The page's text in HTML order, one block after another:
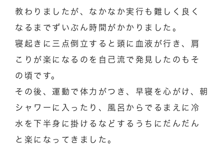
教わりましたが、なかなか実行も難しく良く
なるまでずいぶん時間がかかりました。
寝起きに三点倒立すると頭に血液が行き、肩
こりが楽になるのを自己流で発見したのもそ
の頃です。
その後、運動で体力がつき、早寝を心がけ、朝
シャワーに入ったり、風呂からでるまえに冷
水を下半身に掛けるなどするうちにだんだん
と楽になってきました。